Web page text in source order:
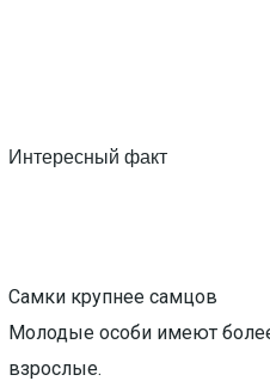
Интересный факт
Самки крупнее самцов
Молодые особи имеют
взрослые.